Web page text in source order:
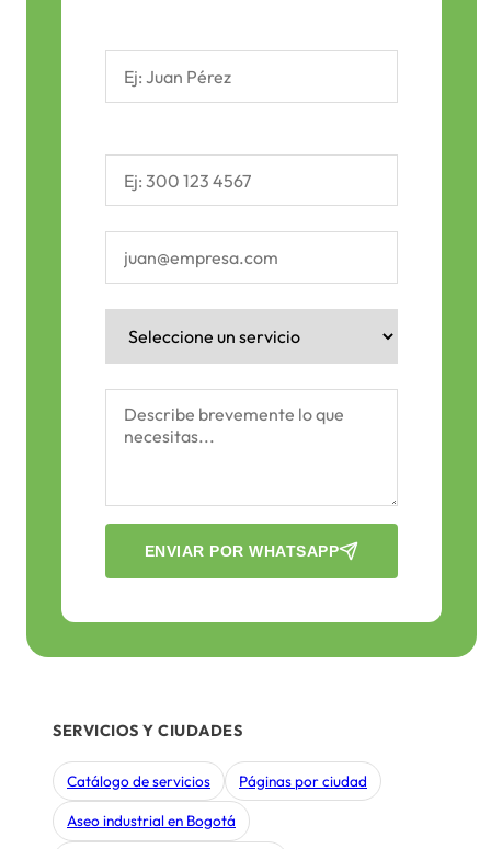
ENVIAR POR WHATSAPP
SERVICIOS Y CIUDADES
Catálogo de servicios Páginas por ciudad
Aseo industrial en Bogotá